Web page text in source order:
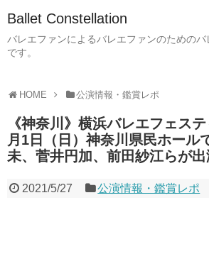
Ballet Constellation
バレエファンによるバレエファンのためのバ
です。
HOME 公演情報・鑑賞レポ
《神奈川》横浜バレエフェス
月1日（日）神奈川県民ホー
未、菅井円加、前田紗江らが出
2021/5/27 公演情報・鑑賞レポ